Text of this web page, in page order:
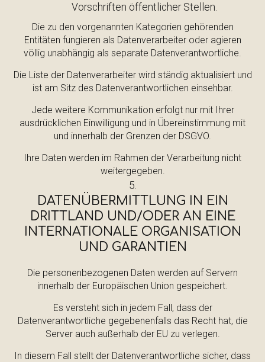
Vorschriften öffentlicher Stellen.
Die zu den vorgenannten Kategorien gehörenden
Entitäten fungieren als Datenverarbeiter oder agieren
völlig unabhängig als separate Datenverantwortliche.
Die Liste der Datenverarbeiter wird ständig aktualisiert und
ist am Sitz des Datenverantwortlichen einsehbar.
Jede weitere Kommunikation erfolgt nur mit Ihrer
ausdrücklichen Einwilligung und in Übereinstimmung mit
und innerhalb der Grenzen der DSGVO.
Ihre Daten werden im Rahmen der Verarbeitung nicht
weitergegeben.
DATENÜBERMITTLUNG IN EIN
DRITTLAND UND/ODER AN EINE
INTERNATIONALE ORGANISATION
UND GARANTIEN
Die personenbezogenen Daten werden auf Servern
innerhalb der Europäischen Union gespeichert.
Es versteht sich in jedem Fall, dass der
Datenverantwortliche gegebenenfalls das Recht hat, die
Server auch außerhalb der EU zu verlegen.
In diesem Fall stellt der Datenverantwortliche sicher, dass